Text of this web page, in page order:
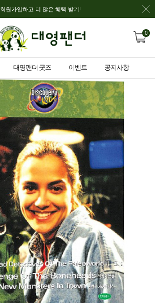
회원가입하고 더 많은 혜택 받기!
0
대영팬더 굿즈 이벤트 공지사항